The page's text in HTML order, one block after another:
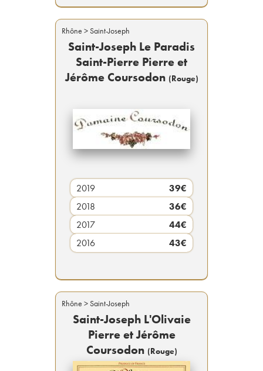
Rhône > Saint-Joseph
Saint-Joseph Le Paradis
Saint-Pierre Pierre et
Jérôme Coursodon (Rouge)
2019 39€
2018
36€
2017
44€
2016
43€
Rhône > Saint-Joseph
Saint-Joseph L'Olivaie
Pierre et Jérôme
Coursodon (Rouge)